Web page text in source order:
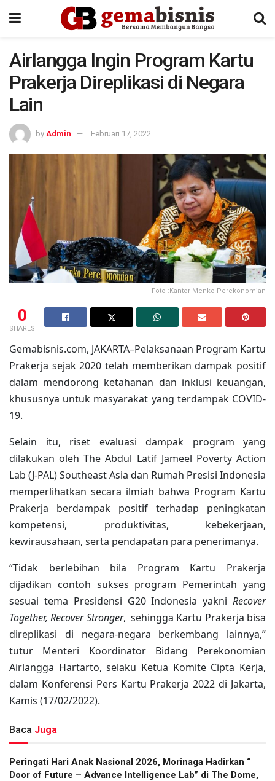
Airlangga Ingin Program Kartu
Prakerja Direplikasi di Negara
Lain
by Admin Februari 17, 2022
Foto :Kantor Menko Perekonomian
0
SHARES
Gemabisnis.com, JAKARTA–Pelaksanaan Program Kartu
Prakerja sejak 2020 telah memberikan dampak positif
dalam mendorong ketahanan dan inklusi keuangan,
khususnya untuk masyarakat yang terdampak COVID-
19.
Selain itu, riset evaluasi dampak program yang
dilakukan oleh The Abdul Latif Jameel Poverty Action
Lab (J-PAL) Southeast Asia dan Rumah Presisi Indonesia
memperlihatkan secara ilmiah bahwa Program Kartu
Prakerja berdampak positif terhadap peningkatan
kompetensi, produktivitas, kebekerjaan,
kewirausahaan, serta pendapatan para penerimanya.
“Tidak berlebihan bila Program Kartu Prakerja
dijadikan contoh sukses program Pemerintah yang
sesuai tema Presidensi G20 Indonesia yakni Recover
Together, Recover Stronger, sehingga Kartu Prakerja bisa
direplikasi di negara-negara berkembang lainnya,”
tutur Menteri Koordinator Bidang Perekonomian
Airlangga Hartarto, selaku Ketua Komite Cipta Kerja,
dalam Konferensi Pers Kartu Prakerja 2022 di Jakarta,
Kamis (17/02/2022).
Baca Juga
Peringati Hari Anak Nasional 2026, Morinaga Hadirkan “
Door of Future – Advance Intelligence Lab” di The Dome,